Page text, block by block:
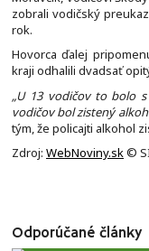
zobrali vodičský
rok.
Hovorca ďalej
kraji odhalili dvadsať
„U 13 vodičov to bolo
vodičov bol zistený
tým, že policajti alkohol
Zdroj: WebNoviny.sk©
Odporúčané články